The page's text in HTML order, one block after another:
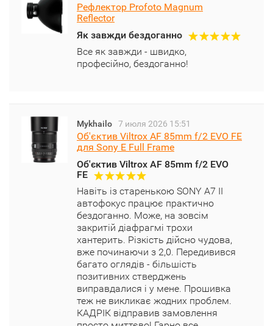
Рефлектор Profoto Magnum
Reflector
Як завжди бездоганно
Все як завжди - швидко,
професійно, бездоганно!
Mykhailo 7 июля 2026 15:51
Об'єктив Viltrox AF 85mm f/2 EVO FE
для Sony E Full Frame
Об'єктив Viltrox AF 85mm f/2 EVO
FE
Навіть із старенькою SONY A7 II
автофокус працює практично
бездоганно. Може, на зовсім
закритій діафрагмі трохи
хантерить. Різкість дійсно чудова,
вже починаючи з 2,0. Передивився
багато оглядів - більшість
позитивних стверджень
виправдалися і у мене. Прошивка
теж не викликає жодних проблем.
КАДРІК відправив замовлення